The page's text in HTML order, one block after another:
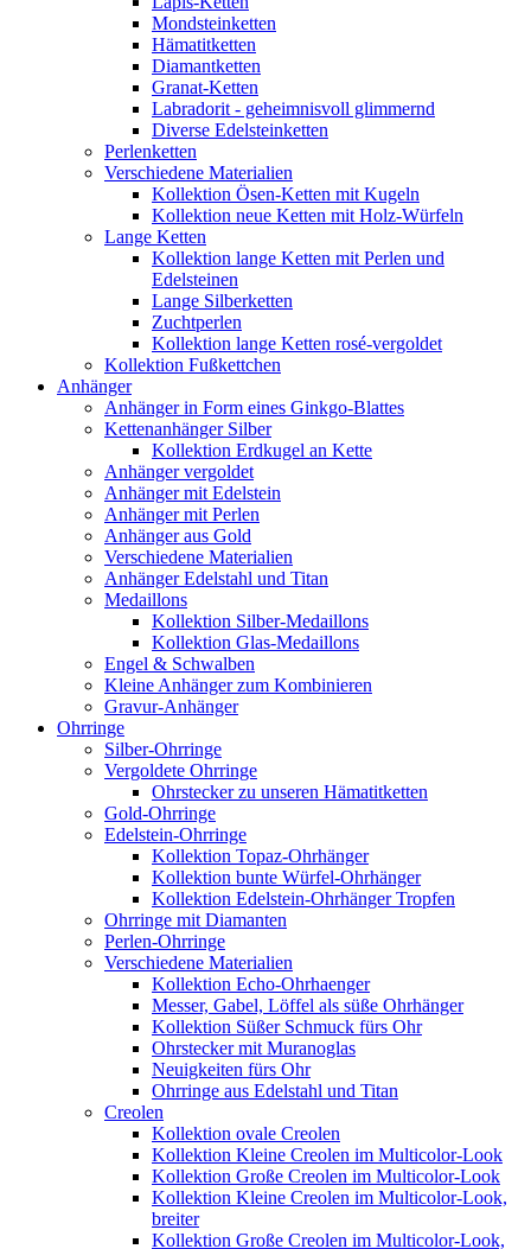
Mondsteinketten
Hämatitketten
Diamantketten
Granat-Ketten
Labradorit - geheimnisvoll glimmernd
Diverse Edelsteinketten
Perlenketten
Verschiedene Materialien
Kollektion Ösen-Ketten mit Kugeln
Kollektion neue Ketten mit Holz-Würfeln
Lange Ketten
Kollektion lange Ketten mit Perlen und
Edelsteinen
Lange Silberketten
Zuchtperlen
Kollektion lange Ketten rosé-vergoldet
Kollektion Fußkettchen
Anhänger
Anhänger in Form eines Ginkgo-Blattes
Kettenanhänger Silber
Kollektion Erdkugel an Kette
Anhänger vergoldet
Anhänger mit Edelstein
Anhänger mit Perlen
Anhänger aus Gold
Verschiedene Materialien
Anhänger Edelstahl und Titan
Medaillons
Kollektion Silber-Medaillons
Kollektion Glas-Medaillons
Engel & Schwalben
Kleine Anhänger zum Kombinieren
Gravur-Anhänger
Ohrringe
Silber-Ohrringe
Vergoldete Ohrringe
Ohrstecker zu unseren Hämatitketten
Gold-Ohrringe
Edelstein-Ohrringe
Kollektion Topaz-Ohrhänger
Kollektion bunte Würfel-Ohrhänger
Kollektion Edelstein-Ohrhänger Tropfen
Ohrringe mit Diamanten
Perlen-Ohrringe
Verschiedene Materialien
Kollektion Echo-Ohrhaenger
Messer, Gabel, Löffel als süße Ohrhänger
Kollektion Süßer Schmuck fürs Ohr
Ohrstecker mit Muranoglas
Neuigkeiten fürs Ohr
Ohrringe aus Edelstahl und Titan
Creolen
Kollektion ovale Creolen
Kollektion Kleine Creolen im Multicolor-Look
Kollektion Große Creolen im Multicolor-Look
Kollektion Kleine Creolen im Multicolor-Look,
breiter
Kollektion Große Creolen im Multicolor-Look,